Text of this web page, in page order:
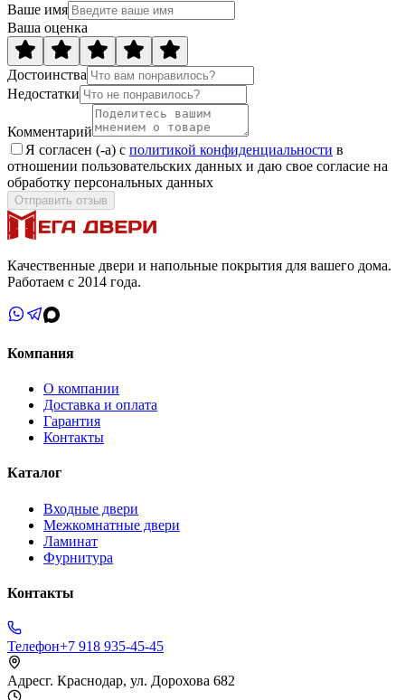
Ваше имя
Ваша оценка
Достоинства
Недостатки
Комментарий
Я согласен (-а) с политикой конфиденциальности в
отношении пользовательских данных и даю свое согласие на
обработку персональных данных
Отправить отзыв
Качественные двери и напольные покрытия для вашего дома.
Работаем с 2014 года.
Компания
О компании
Доставка и оплата
Гарантия
Контакты
Каталог
Входные двери
Межкомнатные двери
Ламинат
Фурнитура
Контакты
Телефон+7 918 935-45-45
Адресг. Краснодар, ул. Дорохова 682